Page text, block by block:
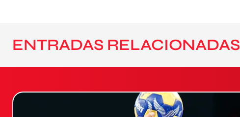
ENTRADAS RELACIONADAS